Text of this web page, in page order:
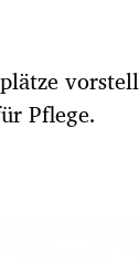
Pflege.